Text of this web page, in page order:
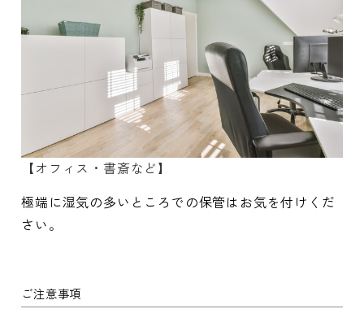
【オフィス・書斎など】
極端に湿気の多いところでの保管はお気を付けくだ
さい。
ご注意事項